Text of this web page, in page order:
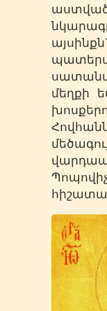
մեղքի